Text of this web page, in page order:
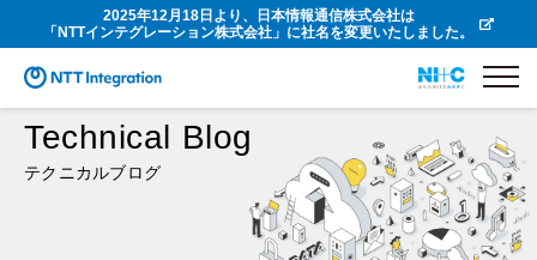
2025年12月18日より、日本情報通信株式会社は
「NTTインテグレーション株式会社」に社名を変更いたしました。
Technical Blog
テクニカルブログ